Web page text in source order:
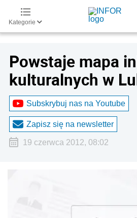
Kategorie
Powstaje mapa
kulturalnych w
Subskrybuj nas na Youtube
Zapisz się na newsletter
19 czerwca 2012, 08:02